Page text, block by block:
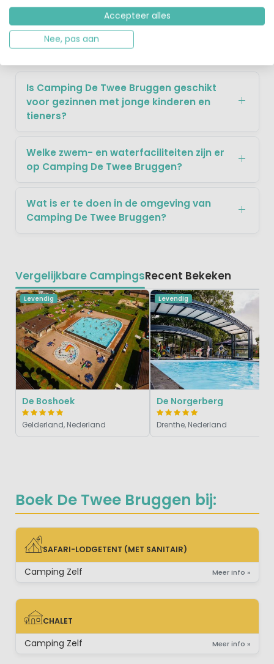
Boek De Twee Bruggen bij:
SAFARI-LODGETENT (MET SANITAIR)
SAFARI-LODGETENT (MET SANITAIR)
Camping Zelf Meer info »
CHALET
CHALET
Camping Zelf Meer info »
Veelgestelde Vragen over De Twee
Bruggen
Is Camping De Twee Bruggen geschikt
voor gezinnen met jonge kinderen en
tieners?
Welke zwem- en waterfaciliteiten zijn er
op Camping De Twee Bruggen?
Wat is er te doen in de omgeving van
Camping De Twee Bruggen?
Vergelijkbare CampingsRecent Bekeken
Levendig
De Boshoek
Gelderland, Nederland
Levendig
De Norgerberg
Drenthe, Nederland
Accepteer alles
Nee, pas aan